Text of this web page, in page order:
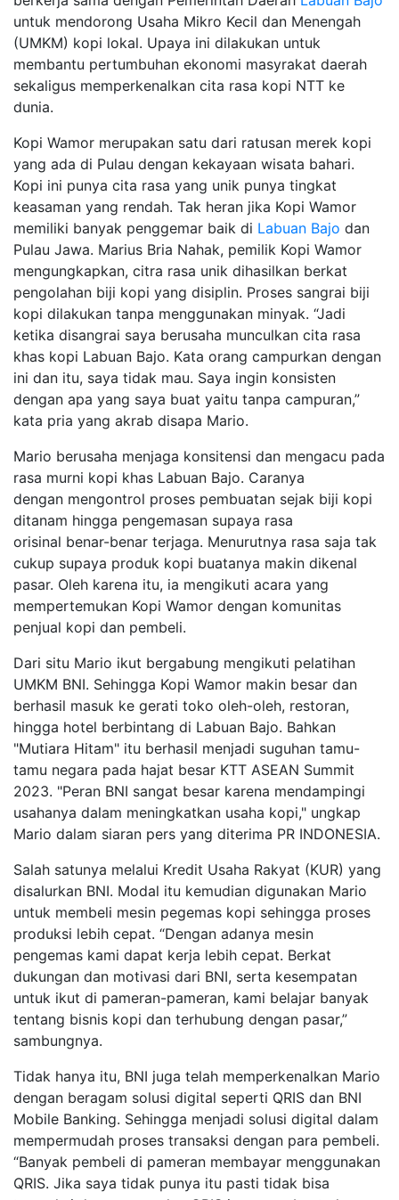
untuk mendorong Usaha Mikro Kecil dan Menengah
(UMKM) kopi lokal. Upaya ini dilakukan untuk
membantu pertumbuhan ekonomi masyrakat daerah
sekaligus memperkenalkan cita rasa kopi NTT ke
dunia.
Kopi Wamor merupakan satu dari ratusan merek kopi
yang ada di Pulau dengan kekayaan wisata bahari.
Kopi ini punya cita rasa yang unik punya tingkat
keasaman yang rendah. Tak heran jika Kopi Wamor
memiliki banyak penggemar baik di Labuan Bajo dan
Pulau Jawa. Marius Bria Nahak, pemilik Kopi Wamor
mengungkapkan, citra rasa unik dihasilkan berkat
pengolahan biji kopi yang disiplin. Proses sangrai biji
kopi dilakukan tanpa menggunakan minyak. “Jadi
ketika disangrai saya berusaha munculkan cita rasa
khas kopi Labuan Bajo. Kata orang campurkan dengan
ini dan itu, saya tidak mau. Saya ingin konsisten
dengan apa yang saya buat yaitu tanpa campuran,”
kata pria yang akrab disapa Mario.
Mario berusaha menjaga konsitensi dan mengacu pada
rasa murni kopi khas Labuan Bajo. Caranya
dengan mengontrol proses pembuatan sejak biji kopi
ditanam hingga pengemasan supaya rasa
orisinal benar-benar terjaga. Menurutnya rasa saja tak
cukup supaya produk kopi buatanya makin dikenal
pasar. Oleh karena itu, ia mengikuti acara yang
mempertemukan Kopi Wamor dengan komunitas
penjual kopi dan pembeli.
Dari situ Mario ikut bergabung mengikuti pelatihan
UMKM BNI. Sehingga Kopi Wamor makin besar dan
berhasil masuk ke gerati toko oleh-oleh, restoran,
hingga hotel berbintang di Labuan Bajo. Bahkan
"Mutiara Hitam" itu berhasil menjadi suguhan tamu-
tamu negara pada hajat besar KTT ASEAN Summit
2023. "Peran BNI sangat besar karena mendampingi
usahanya dalam meningkatkan usaha kopi," ungkap
Mario dalam siaran pers yang diterima PR INDONESIA.
Salah satunya melalui Kredit Usaha Rakyat (KUR) yang
disalurkan BNI. Modal itu kemudian digunakan Mario
untuk membeli mesin pegemas kopi sehingga proses
produksi lebih cepat. “Dengan adanya mesin
pengemas kami dapat kerja lebih cepat. Berkat
dukungan dan motivasi dari BNI, serta kesempatan
untuk ikut di pameran-pameran, kami belajar banyak
tentang bisnis kopi dan terhubung dengan pasar,”
sambungnya.
Tidak hanya itu, BNI juga telah memperkenalkan Mario
dengan beragam solusi digital seperti QRIS dan BNI
Mobile Banking. Sehingga menjadi solusi digital dalam
mempermudah proses transaksi dengan para pembeli.
“Banyak pembeli di pameran membayar menggunakan
QRIS. Jika saya tidak punya itu pasti tidak bisa